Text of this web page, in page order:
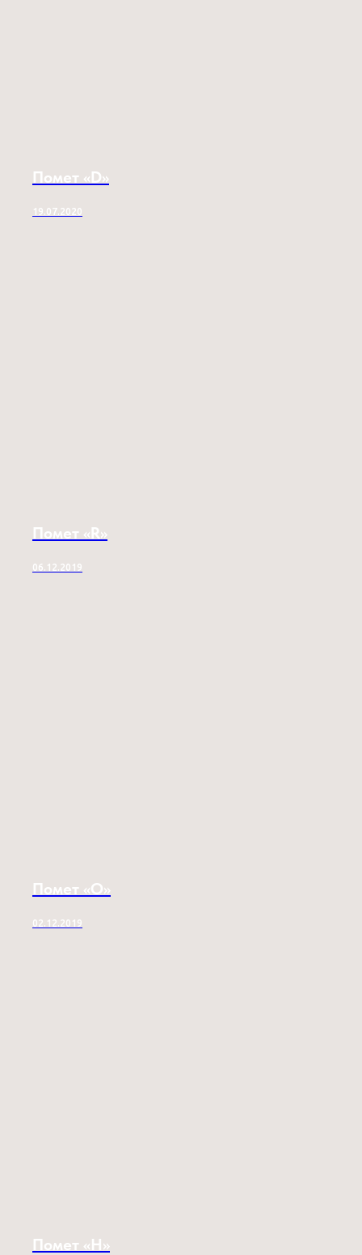
Помет «D»
19.07.2020
Помет «R»
06.12.2019
Помет «O»
02.12.2019
Помет «H»